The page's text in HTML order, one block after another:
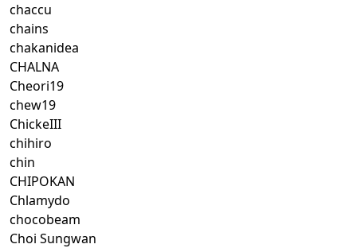
chaccu
chains
chakanidea
CHALNA
Cheori19
chew19
ChickeIII
chihiro
chin
CHIPOKAN
Chlamydo
chocobeam
Choi Sungwan